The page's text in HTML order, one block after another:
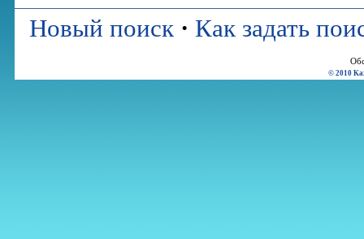
Новый поиск · Как задать
© 2010